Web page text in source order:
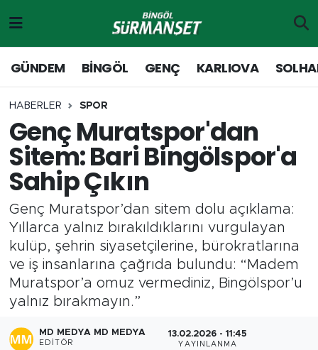
GÜNDEM BİNGÖL GENÇ KARLIOVA
HABERLER SPOR
Genç Muratspor'dan
Sitem: Bari Bingölspor'a
Sahip Çıkın
Genç Muratspor’dan sitem dolu açıklama:
Yıllarca yalnız bırakıldıklarını vurgulayan
kulüp, şehrin siyasetçilerine, bürokratlarına
ve iş insanlarına çağrıda bulundu: “Madem
Muratspor’a omuz vermediniz, Bingölspor’u
yalnız bırakmayın.”
MD MEDYA MD MEDYA
EDITÖR
13.02.2026 - 11:45
YAYINLANMA
Genç
Solhan
Karlıova
Adaklı-Kiğı
Yayladere-Yedisu
MD Prestij Dergisi
Siyaset
Spor
Merkez Hava Durumu
Merkez Trafik Yoğunluk Haritası
Süper Lig Puan Durumu ve Fikstür
Tüm Manşetler
Son Dakika Haberleri
Haber Arşivi